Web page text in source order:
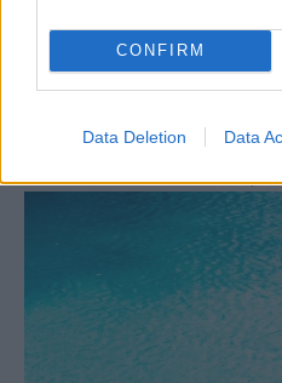
CONFIRM
Data Deletion Data
Νοσηλεύονται στο 401 ΣΝ
ΑΝΑΡΤΗΘΗΚΕ ΑΠΟΕΛΕΑΝΑ ΖΑΜΠΑΡΑ 9